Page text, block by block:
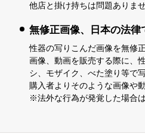
他店と掛け持ちは問題ありま
無修正画像、日本の法
性器の写りこんだ画像を無修
画像、動画を販売する際に、
シ、モザイク、べた塗り等で
購入者よりそのような画像や
※法外な行為が発覚した場合